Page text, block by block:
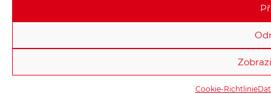
Cookie-Richtlinie